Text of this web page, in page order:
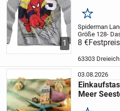
1
Merken
Spiderman
Größe 128-
kleine Jungen
Rundhalsmit
8 €Festpreis
63303 Dreieich
03.08.2026
Meer